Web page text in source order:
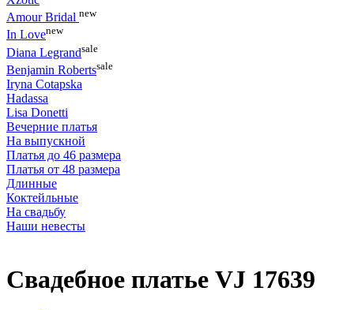
Amour Bridal new
In Lovenew
Diana Legrandsale
Benjamin Robertssale
Iryna Cotapska
Hadassa
Lisa Donetti
Вечерние платья
На выпускной
Платья до 46 размера
Платья от 48 размера
Длинные
Коктейльные
На свадьбу
Наши невесты
Свадебное платье VJ 17639